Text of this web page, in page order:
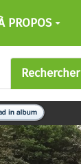
PROPOS
Rechercher